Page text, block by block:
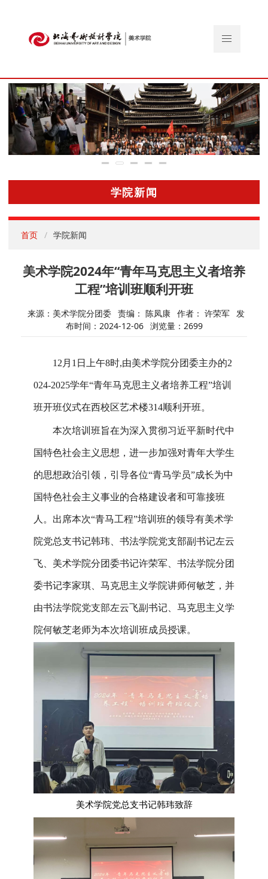
学院新闻
首页 学院新闻
美术学院2024年“青年马克思主义者培养
工程”培训班顺利开班
来源：美术学院分团委 责编： 陈凤康 作者： 许荣军 发
布时间：2024-12-06
浏览量： 2699
12月 1 日上午8时,由美术学院分团委主办的2
024-2025学年“青年马克思主义者培养工程”培训
班开班仪式在西校区艺术楼314顺利开班。
本次培训班旨在为深入贯彻习近平新时代中
国特色社会主义思想，进一步加强对青年大学生
的思想政治引领，引导各位“青马学员”成长为中
国特色社会主义事业的合格建设者和可靠接班
人。 出席本次“青马工程”培训班的领导有美术学
院党总支书记韩玮、书法学院党支部副书记左云
飞、美术学院分团委书记许荣军、书法学院分团
委书记李家琪、 马克思主义学院讲师何敏芝 ，并
由书法学院党支部左云飞副书记、马克思主义学
院何敏芝老师为本次培训班成员授课。
美术学院党总支书记韩玮致辞